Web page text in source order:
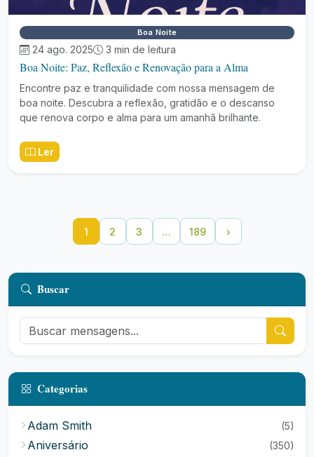
Boa Noite
24 ago. 2025 3 min de leitura
Boa Noite: Paz, Reflexão e Renovação para a Alma
Encontre paz e tranquilidade com nossa mensagem de
boa noite. Descubra a reflexão, gratidão e o descanso
que renova corpo e alma para um amanhã brilhante.
Ler
1 2 3 … 189 ›
Buscar
Categorias
Adam Smith (5)
Aniversário (350)